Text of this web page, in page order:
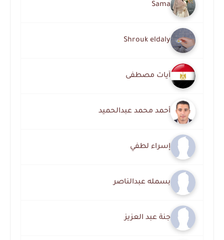
Sama
Shrouk eldaly
آيات مصطفى
أحمد محمد عبدالحميد
إسراء لطفي
بسمله عبدالناصر
جنة عبد العزيز